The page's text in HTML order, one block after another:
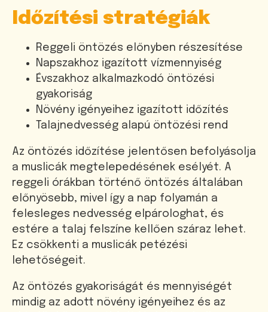
Időzítési stratégiák
Reggeli öntözés előnyben részesítése
Napszakhoz igazított vízmennyiség
Évszakhoz alkalmazkodó öntözési
gyakoriság
Növény igényeihez igazított időzítés
Talajnedvesség alapú öntözési rend
Az öntözés időzítése jelentősen befolyásolja
a muslicák megtelepedésének esélyét. A
reggeli órákban történő öntözés általában
előnyösebb, mivel így a nap folyamán a
felesleges nedvesség elpárologhat, és
estére a talaj felszíne kellően száraz lehet.
Ez csökkenti a muslicák petézési
lehetőségeit.
Az öntözés gyakoriságát és mennyiségét
mindig az adott növény igényeihez és az